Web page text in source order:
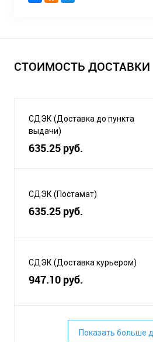
СТОИМОСТЬ ДОСТАВКИ
СДЭК (Доставка до пункта
выдачи)
635.25 руб.
СДЭК (Постамат)
635.25 руб.
СДЭК (Доставка курьером)
947.10 руб.
Показать больше